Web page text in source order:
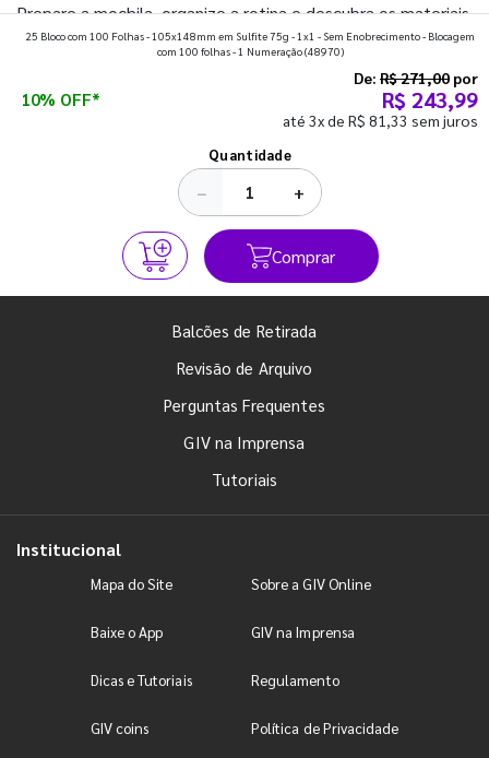
Prepare a mochila, organize a rotina e descubra os materiais
que fazem toda diferença para começar o segundo
25 Bloco com 100 Folhas - 105x148mm em Sulfite 75g - 1x1 - Sem Enobrecimento - Blocagem
com 100 folhas - 1 Numeração(48970)
10% OFF*
De: R$ 271,00 por
R$ 243,99
até 3x de R$ 81,33 sem juros
Quantidade
− +
Comprar
Balcões de Retirada
Revisão de Arquivo
Perguntas Frequentes
GIV na Imprensa
Tutoriais
Institucional
Mapa do Site Sobre a GIV Online
Baixe o App GIV na Imprensa
Dicas e Tutoriais Regulamento
GIV coins Política de Privacidade